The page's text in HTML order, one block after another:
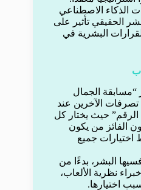
الذكاء الاصطناعي
الحقيقي تأثير على
البشرية في
“مسابقة الجمال
تصرفات الآخرين عند
الرقم” حيث يختار كل
الفائز من يكون
جميع
البشر، بدءًا من
نظرية الألعاب،
اختيارها.